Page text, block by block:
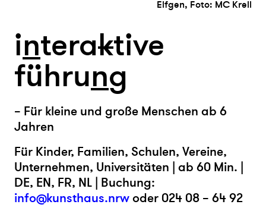
Elfgen, Foto: MC Krell
interaktive
führung
– Für kleine und große Menschen ab 6
Jahren
Für Kinder, Familien, Schulen, Vereine,
Unternehmen, Universitäten | ab 60 Min. |
DE, EN, FR, NL | Buchung:
info@kunsthaus.nrwoder 024 08 – 64 92